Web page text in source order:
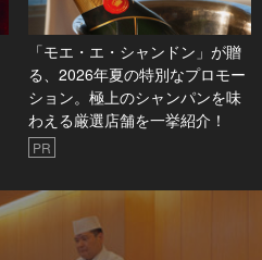
「モエ・エ・シャンドン」が贈
る、2026年夏の特別なプロモー
ション。極上のシャンパンを味
わえる厳選店舗を一挙紹介！
PR